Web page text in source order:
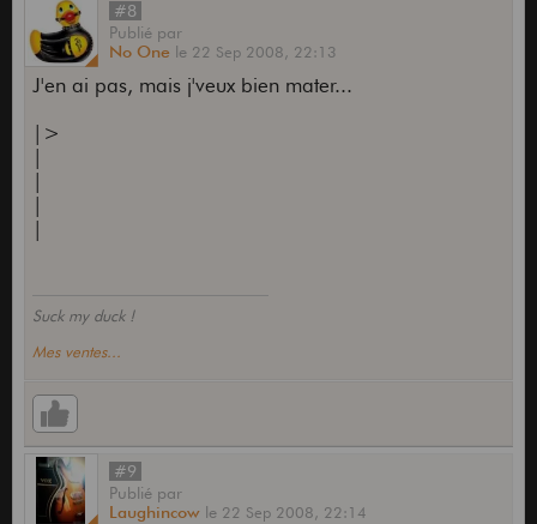
#8
Publié par
No One le 22 Sep 2008, 22:13
J'en ai pas, mais j'veux bien mater...
|>
Suck my duck !
Mes ventes...
#9
Publié par
Laughincow le 22 Sep 2008, 22:14